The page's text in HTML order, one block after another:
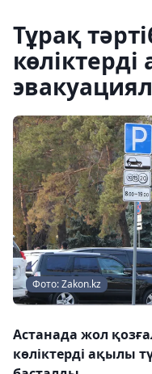
Тұрақ
Фото: Zakon.kz
Астанада жол
көліктерді ақылы